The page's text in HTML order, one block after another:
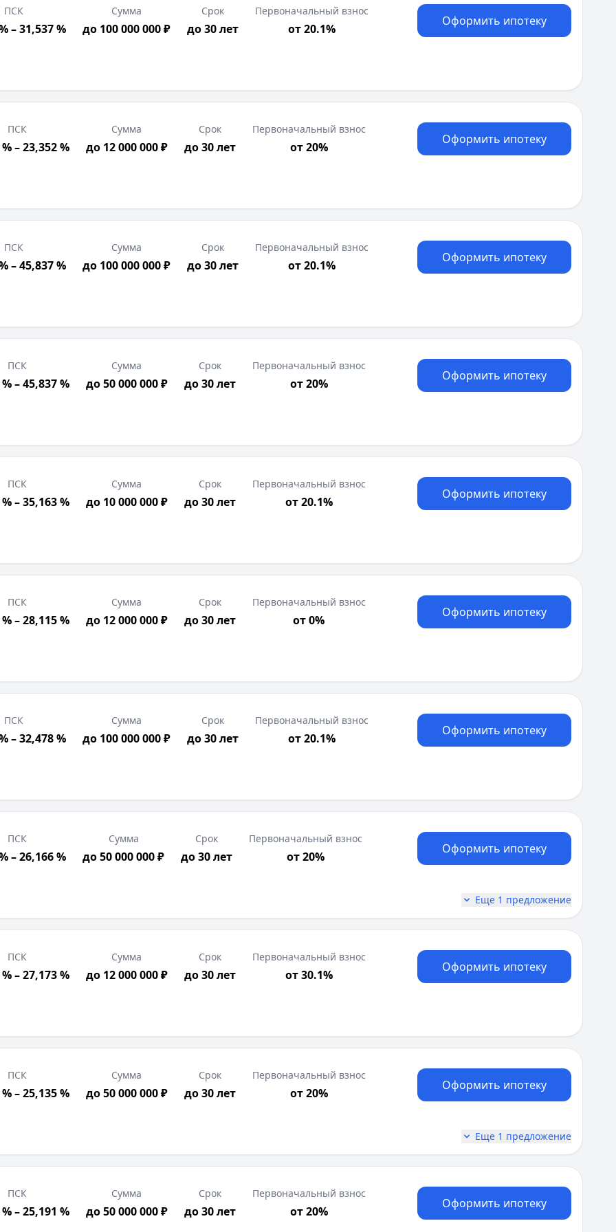
Я
Ярославль
Вся Россия
ПСК
– 31,537 %
Сумма
до 100 000 000 ₽
Срок
до 30 лет
Первоначальный взнос
от 20.1%
Оформить ипотеку
ПСК
– 23,352 %
Сумма
до 12 000 000 ₽
Срок
до 30 лет
Первоначальный взнос
от 20%
Оформить ипотеку
ПСК
– 45,837 %
Сумма
до 100 000 000 ₽
Срок
до 30 лет
Первоначальный взнос
от 20.1%
Оформить ипотеку
ПСК
– 45,837 %
Сумма
до 50 000 000 ₽
Срок
до 30 лет
Первоначальный взнос
от 20%
Оформить ипотеку
ПСК
– 35,163 %
Сумма
до 10 000 000 ₽
Срок
до 30 лет
Первоначальный взнос
от 20.1%
Оформить ипотеку
ПСК
– 28,115 %
Сумма
до 12 000 000 ₽
Срок
до 30 лет
Первоначальный взнос
от 0%
Оформить ипотеку
ПСК
– 32,478 %
Сумма
до 100 000 000 ₽
Срок
до 30 лет
Первоначальный взнос
от 20.1%
Оформить ипотеку
ПСК
– 26,166 %
Сумма
до 50 000 000 ₽
Срок
до 30 лет
Первоначальный взнос
от 20%
Оформить ипотеку
Еще 1 предложение
ПСК
– 27,173 %
Сумма
до 12 000 000 ₽
Срок
до 30 лет
Первоначальный взнос
от 30.1%
Оформить ипотеку
ПСК
– 25,135 %
Сумма
до 50 000 000 ₽
Срок
до 30 лет
Первоначальный взнос
от 20%
Оформить ипотеку
Еще 1 предложение
ПСК
– 25,191 %
Сумма
до 50 000 000 ₽
Срок
до 30 лет
Первоначальный взнос
от 20%
Оформить ипотеку